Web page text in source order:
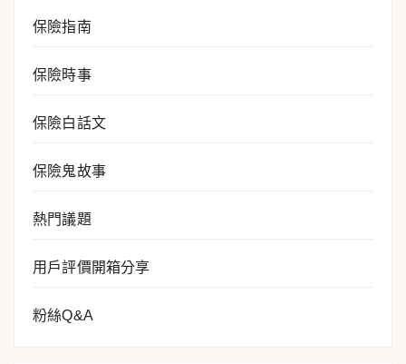
保險指南
保險時事
保險白話文
保險鬼故事
熱門議題
用戶評價開箱分享
粉絲Q&A